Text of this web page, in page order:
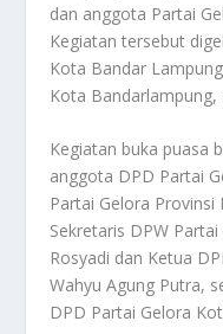
dan anggota Partai
Kegiatan tersebut
Kota Bandar
Kota Bandarlampung,
Kegiatan buka puasa
anggota DPD Partai
Partai Gelora
Sekretaris DPW
Rosyadi dan Ketua
Wahyu Agung Putra,
DPD Partai Gelora